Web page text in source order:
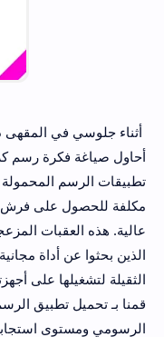
أثناء جلوسي في المقهى
أحاول صياغة فكرة رسم
تطبيقات الرسم
مكلفة للحصول على فرش
عالية. هذه العقبات
الذين بحثوا عن أداة
الثقيلة لتشغيلها على
قمنا بـ تحميل تطبيق
الرسومي ومستوى